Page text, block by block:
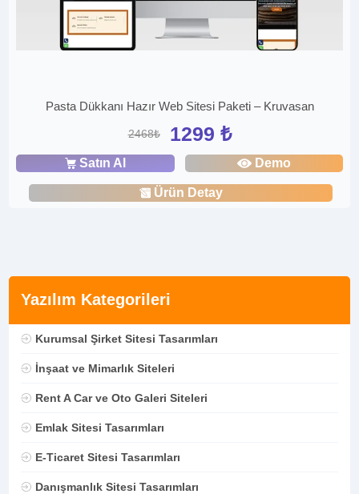
Yazılım Kategorileri
Kurumsal Şirket Sitesi Tasarımları
İnşaat ve Mimarlık Siteleri
Rent A Car ve Oto Galeri Siteleri
Emlak Sitesi Tasarımları
E-Ticaret Sitesi Tasarımları
Danışmanlık Sitesi Tasarımları
Pasta Dükkanı Hazır Web Sitesi Paketi – Kruvasan
2468₺ 1299 ₺
Satın Al Demo
Ürün Detay